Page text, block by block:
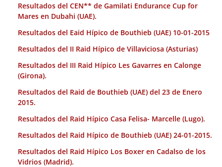
Resultados del CEN** de Gamilati Endurance Cup for
Mares en Dubahi (UAE).
Resultados del Eaid Hípico de Bouthieb (UAE) 10-01-2015
Resultados del II Raid Hípico de Villaviciosa (Asturias)
Resultados del III Raid Hípico Les Gavarres en Calonge
(Girona).
Resultados del Raid de Bouthieb (UAE) del 23 de Enero
2015.
Resultados del Raid Hípico Casa Felisa- Marcelle (Lugo).
Resultados del Raid Hípico de Bouthieb (UAE) 24-01-2015.
Resultados del Raid Hípico Los Boxer en Cadalso de los
Vidrios (Madrid).